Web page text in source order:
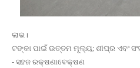
ଲାଭ।
ଟଙ୍କା ପାଇଁ ଉତ୍ତମ ମୂଲ୍ୟ; ଶୀଘ୍ର ଏବଂ
- ସହଜ ରକ୍ଷଣାବେକ୍ଷଣ